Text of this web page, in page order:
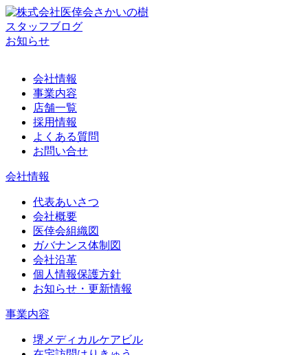
スタッフブログ
お知らせ
会社情報
事業内容
店舗一覧
採用情報
よくある質問
お問い合せ
会社情報
代表あいさつ
会社概要
医倖会組織図
ガバナンス体制図
会社沿革
個人情報保護方針
お知らせ・更新情報
事業内容
堺メディカルケアビル